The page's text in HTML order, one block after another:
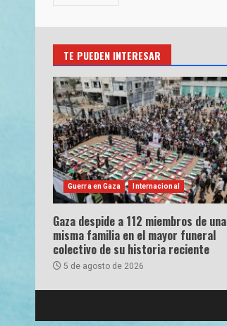
TE PUEDEN INTERESAR
Guerra en Gaza Internacional
Gaza despide a 112 miembros de una
misma familia en el mayor funeral
colectivo de su historia reciente
5 de agosto de 2026